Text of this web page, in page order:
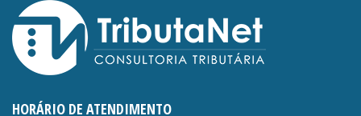
HORÁRIO DE ATENDIMENTO